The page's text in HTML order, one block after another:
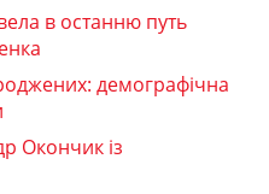
в останню путь
демографічна
Окончик із